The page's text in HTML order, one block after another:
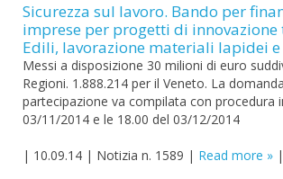
Sicurezza sul lavoro. Bando per
imprese per progetti di innovazione
Edili, lavorazione materiali lapidei
Messi a disposizione 30 milioni di euro
Regioni. 1.888.214 per il Veneto. La
partecipazione va compilata con procedura
03/11/2014 e le 18.00 del 03/12/2014
| 10.09.14 | Notizia n. 1589 | Read more |